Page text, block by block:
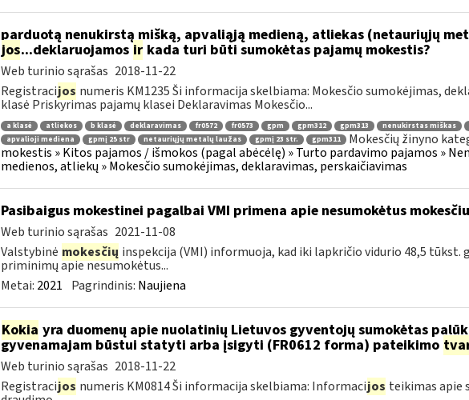
parduotą nenukirstą mišką, apvaliąją medieną, atliekas (netauriųjų
jos...deklaruojamos irkada turi būti sumokėtas pajamų mokestis?
Web turinio sąrašas 2018-11-22
Registracijos numeris KM1235 Ši informacija skelbiama: Mokesčio sumokėjimas,
klasė Priskyrimas pajamų klasei Deklaravimas Mokesčio...
a klasė atliekos b klasė deklaravimas fr0572 fr0573 gpm gpm312 gpm313 nenukirstas miškas
apvalioji mediena
gpmį 25 str netauriųjų metalų laužas gpmį 23 str. gpm311 Mokesčių žinyno
mokestis » Kitos pajamos / išmokos (pagal abėcėlę) » Turto pardavimo pajamos »
medienos, atliekų » Mokesčio sumokėjimas, deklaravimas, perskaičiavimas
Pasibaigus mokestinei pagalbai VMI primena apie nesumokėtus
Web turinio sąrašas 2021-11-08
Valstybinė mokesčių inspekcija (VMI) informuoja, kad iki lapkričio vidurio 48,5 tūkst.
priminimų apie nesumokėtus...
Metai: 2021 Pagrindinis: Naujiena
Kokia yra duomenų apie nuolatinių Lietuvos gyventojų sumokėtas
gyvenamajam būstui statyti arba įsigyti (FR0612 forma) pateikimo
Web turinio sąrašas 2018-11-22
Registracijos numeris KM0814 Ši informacija skelbiama: Informacijos teikimas apie